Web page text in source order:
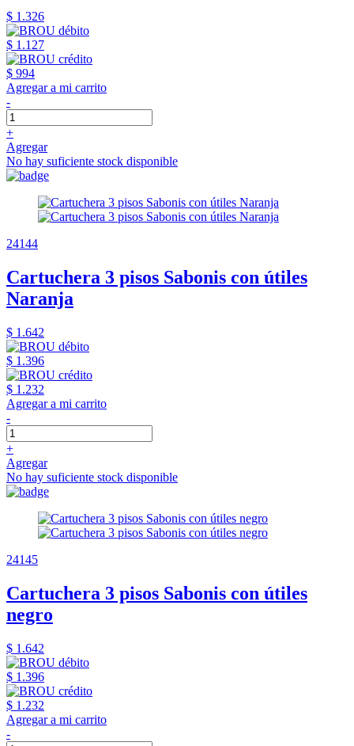
$ 1.326
$ 1.127
$ 994
Agregar a mi carrito
-
+
Agregar
No hay suficiente stock disponible
24144
Cartuchera 3 pisos Sabonis con útiles
Naranja
$ 1.642
$ 1.396
$ 1.232
Agregar a mi carrito
-
+
Agregar
No hay suficiente stock disponible
24145
Cartuchera 3 pisos Sabonis con útiles
negro
$ 1.642
$ 1.396
$ 1.232
Agregar a mi carrito
-